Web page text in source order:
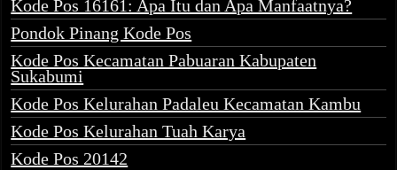
Kode Pos 16161: Apa Itu dan Apa Manfaatnya?
Pondok Pinang Kode Pos
Kode Pos Kecamatan Pabuaran Kabupaten
Sukabumi
Kode Pos Kelurahan Padaleu Kecamatan Kambu
Kode Pos Kelurahan Tuah Karya
Kode Pos 20142